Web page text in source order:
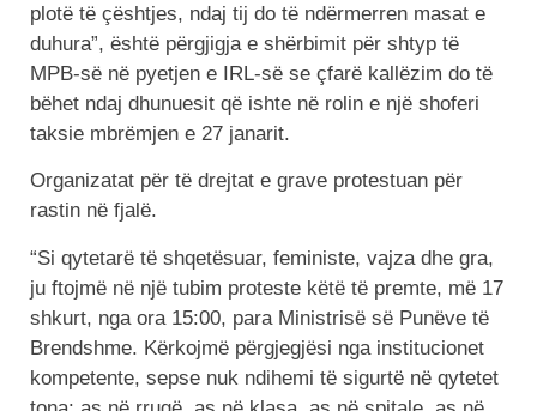
plotë të çështjes, ndaj tij do të ndërmerren masat e
duhura”, është përgjigja e shërbimit për shtyp të
MPB-së në pyetjen e IRL-së se çfarë kallëzim do të
bëhet ndaj dhunuesit që ishte në rolin e një shoferi
taksie mbrëmjen e 27 janarit.
Organizatat për të drejtat e grave protestuan për
rastin në fjalë.
“Si qytetarë të shqetësuar, feministe, vajza dhe gra,
ju ftojmë në një tubim proteste këtë të premte, më 17
shkurt, nga ora 15:00, para Ministrisë së Punëve të
Brendshme. Kërkojmë përgjegjësi nga institucionet
kompetente, sepse nuk ndihemi të sigurtë në qytetet